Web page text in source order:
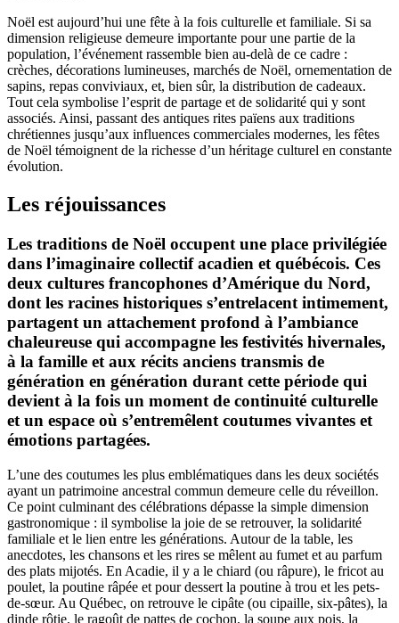
Noël est aujourd’hui une fête à la fois culturelle et familiale. Si sa
dimension religieuse demeure importante pour une partie de la
population, l’événement rassemble bien au-delà de ce cadre :
crèches, décorations lumineuses, marchés de Noël, ornementation de
sapins, repas conviviaux, et, bien sûr, la distribution de cadeaux.
Tout cela symbolise l’esprit de partage et de solidarité qui y sont
associés. Ainsi, passant des antiques rites païens aux traditions
chrétiennes jusqu’aux influences commerciales modernes, les fêtes
de Noël témoignent de la richesse d’un héritage culturel en constante
évolution.
Les réjouissances
Les traditions de Noël occupent une place privilégiée
dans l’imaginaire collectif acadien et québécois. Ces
deux cultures francophones d’Amérique du Nord,
dont les racines historiques s’entrelacent intimement,
partagent un attachement profond à l’ambiance
chaleureuse qui accompagne les festivités hivernales,
à la famille et aux récits anciens transmis de
génération en génération durant cette période qui
devient à la fois un moment de continuité culturelle
et un espace où s’entremêlent coutumes vivantes et
émotions partagées.
L’une des coutumes les plus emblématiques dans les deux sociétés
ayant un patrimoine ancestral commun demeure celle du réveillon.
Ce point culminant des célébrations dépasse la simple dimension
gastronomique : il symbolise la joie de se retrouver, la solidarité
familiale et le lien entre les générations. Autour de la table, les
anecdotes, les chansons et les rires se mêlent au fumet et au parfum
des plats mijotés. En Acadie, il y a le chiard (ou râpure), le fricot au
poulet, la poutine râpée et pour dessert la poutine à trou et les pets-
de-sœur. Au Québec, on retrouve le cipâte (ou cipaille, six-pâtes), la
dinde rôtie, le ragoût de pattes de cochon, la soupe aux pois, la